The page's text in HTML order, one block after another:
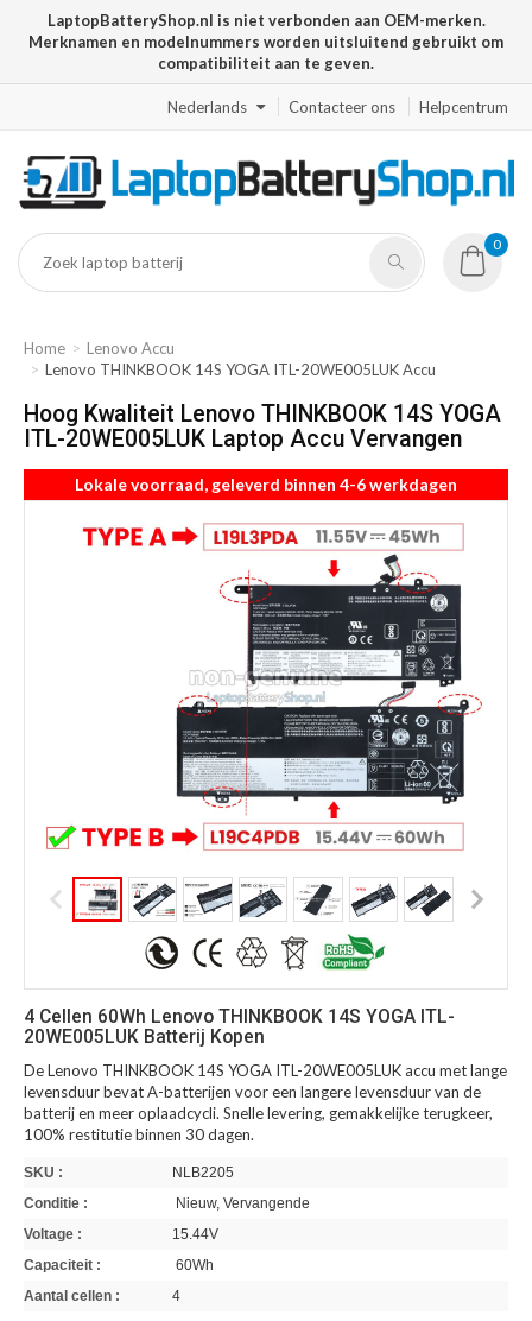
LaptopBatteryShop.nl is niet verbonden aan OEM-merken.
Merknamen en modelnummers worden uitsluitend gebruikt om
compatibiliteit aan te geven.
Nederlands Contacteer ons Helpcentrum
0
Home
Lenovo Accu
Lenovo THINKBOOK 14S YOGA ITL-20WE005LUK Accu
Hoog Kwaliteit Lenovo THINKBOOK 14S YOGA
ITL-20WE005LUK Laptop Accu Vervangen
Lokale voorraad, geleverd binnen 4-6 werkdagen
4 Cellen 60Wh Lenovo THINKBOOK 14S YOGA ITL-
20WE005LUK Batterij Kopen
De Lenovo THINKBOOK 14S YOGA ITL-20WE005LUK accu met lange
levensduur bevat A-batterijen voor een langere levensduur van de
batterij en meer oplaadcycli. Snelle levering, gemakkelijke terugkeer,
100% restitutie binnen 30 dagen.
SKU :
NLB2205
Conditie :
Nieuw, Vervangende
Voltage :
15.44V
Capaciteit :
60Wh
Aantal cellen :
4